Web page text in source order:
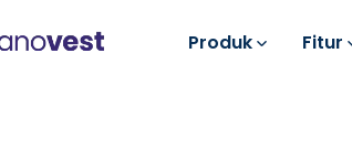
Produk Fitur